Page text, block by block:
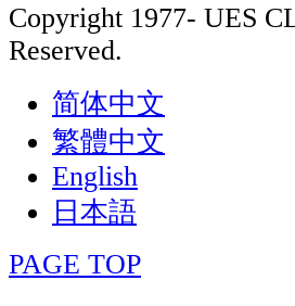
Copyright 1977- UES
Reserved.
简体中文
繁體中文
English
日本語
PAGE TOP